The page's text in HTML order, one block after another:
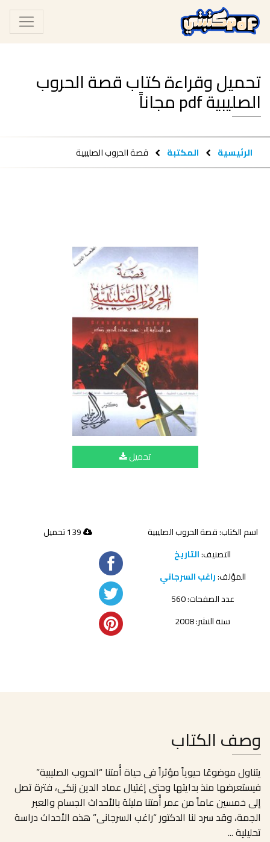
تحميل وقراءة كتاب قصة الحروب
الصليبية pdf مجاناً
الرئيسية المكتبة قصة الحروب الصليبية
تحميل
اسم الكتاب: قصة الحروب الصليبية
التصنيف:التاريخ
المؤلف:راغب السرجاني
عدد الصفحات: 560
سنة النشر: 2008
وصف الكتاب
يتناول موضوعًا حيوياً مؤثراً فى حياة أُمتنا “الحروب الصليبية”
فيستعرضها منذ بدايتها وحتى إغتيال عماد الدين زنكى، فترة تصل
إلى خمسين عاماً من عمر أُمتنا مليئة بالأحداث الجسام والعبر
الجمة، وقد سرد لنا الدكتور “راغب السرجانى” هذه الأحداث دراسة
تحليلية...